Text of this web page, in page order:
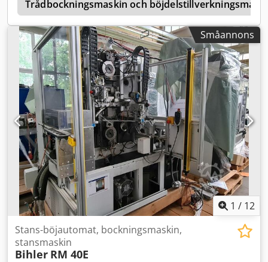
Trådbockningsmaskin och
Småannons
1 / 12
Stans-böjautomat, bockningsmaskin,
stansmaskin
Bihler RM 40E